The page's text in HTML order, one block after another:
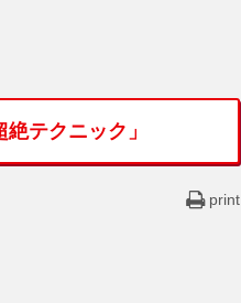
テクニック」
print